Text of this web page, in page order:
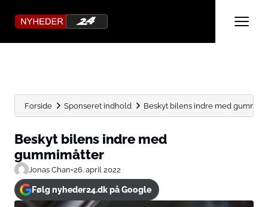
Forside Sponseret indhold Beskyt bilens indre med
Beskyt bilens indre med
gummimåtter
Jonas Chan•26. april 2022
Følg nyheder24.dk på Google